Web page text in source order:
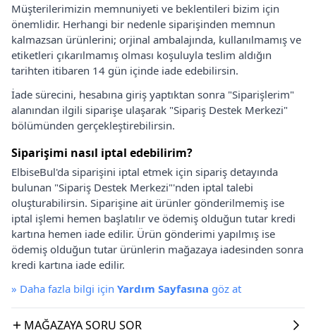
Müşterilerimizin memnuniyeti ve beklentileri bizim için
önemlidir. Herhangi bir nedenle siparişinden memnun
kalmazsan ürünlerini; orjinal ambalajında, kullanılmamış ve
etiketleri çıkarılmamış olması koşuluyla teslim aldığın
tarihten itibaren 14 gün içinde iade edebilirsin.
İade sürecini, hesabına giriş yaptıktan sonra "Siparişlerim"
alanından ilgili siparişe ulaşarak "Sipariş Destek Merkezi"
bölümünden gerçekleştirebilirsin.
Siparişimi nasıl iptal edebilirim?
ElbiseBul'da siparişini iptal etmek için sipariş detayında
bulunan "Sipariş Destek Merkezi"'nden iptal talebi
oluşturabilirsin. Siparişine ait ürünler gönderilmemiş ise
iptal işlemi hemen başlatılır ve ödemiş olduğun tutar kredi
kartına hemen iade edilir. Ürün gönderimi yapılmış ise
ödemiş olduğun tutar ürünlerin mağazaya iadesinden sonra
kredi kartına iade edilir.
» Daha fazla bilgi için Yardım Sayfasına göz at
MAĞAZAYA SORU SOR